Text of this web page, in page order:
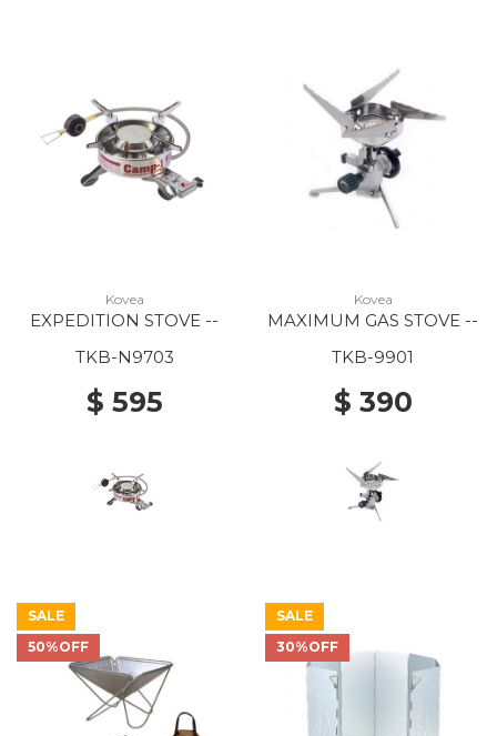
Kovea
EXPEDITION STOVE --
TKB-N9703
$ 595
Kovea
MAXIMUM GAS STOVE --
TKB-9901
$ 390
SALE
50%OFF
SALE
30%OFF